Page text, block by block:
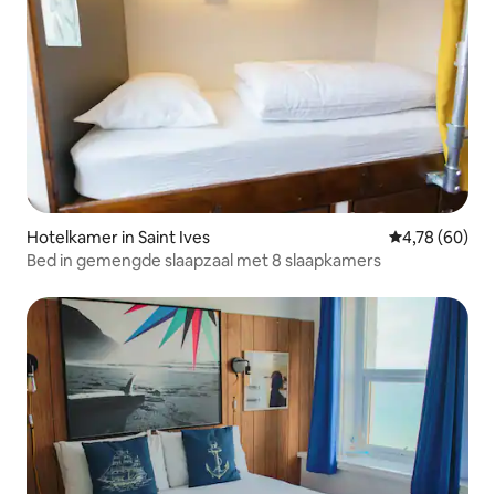
Hotelkamer in Saint Ives Gemiddelde
4,78 (60)
Bed in gemengde slaapzaal met 8 slaapkamers